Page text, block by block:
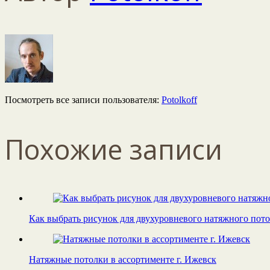
Посмотреть все записи пользователя: Potolkoff
Похожие записи
Как выбрать рисунок для двухуровневого натяжного
Натяжные потолки в ассортименте г. Ижевск